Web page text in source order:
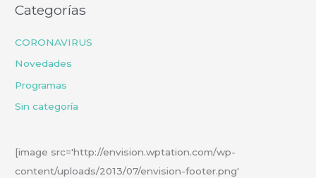
Categorías
CORONAVIRUS
Novedades
Programas
Sin categoría
[image src='http://envision.wptation.com/wp-
content/uploads/2013/07/envision-footer.png'